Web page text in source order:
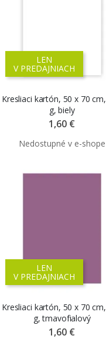
LEN
V PREDAJNIACH
Kresliaci kartón, 50 x 70
g, biely
1,60 €
LEN
V PREDAJNIACH
Kresliaci kartón, 50 x 70
g, tmavofialový
1,60 €